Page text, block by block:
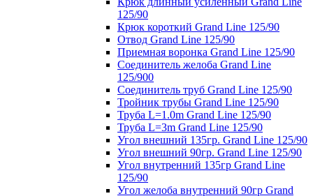
125/90
Крюк короткий Grand Line 125/90
Отвод Grand Line 125/90
Приемная воронка Grand Line 125/90
Соединитель желоба Grand Line
125/900
Соединитель труб Grand Line 125/90
Тройник трубы Grand Line 125/90
Труба L=1.0m Grand Line 125/90
Труба L=3m Grand Line 125/90
Угол внешний 135гр. Grand Line 125/90
Угол внешний 90гр. Grand Line 125/90
Угол внутренний 135гр Grand Line
125/90
Угол желоба внутренний 90гр Grand